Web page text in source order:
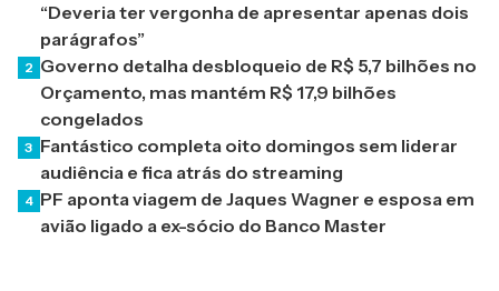
“Deveria ter vergonha de apresentar apenas dois
parágrafos”
2 Governo detalha desbloqueio de R$ 5,7 bilhões no
Orçamento, mas mantém R$ 17,9 bilhões
congelados
3 Fantástico completa oito domingos sem liderar
audiência e fica atrás do streaming
4 PF aponta viagem de Jaques Wagner e esposa em
avião ligado a ex-sócio do Banco Master